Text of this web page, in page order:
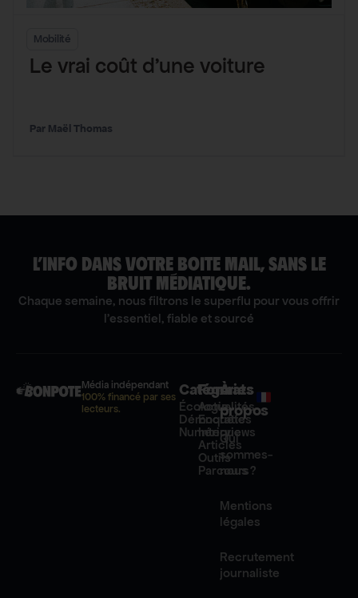
Mobilité
Le vrai coût d’une voiture
Maël Thomas
L’INFO DANS VOTRE BOITE MAIL, SANS LE
BRUIT MÉDIATIQUE.
Chaque semaine, nous filtrons le superflu pour vous offrir
l'essentiel, fiable et sourcé
Média indépendant
100% financé par ses
lecteurs.
Catégories
Écologie
Démocratie
Numérique
Formats
Actualités
Enquêtes
Interviews
Articles
Outils
Parcours
À
propos
Qui
sommes-
nous ?
Mentions
légales
Recrutement
journaliste